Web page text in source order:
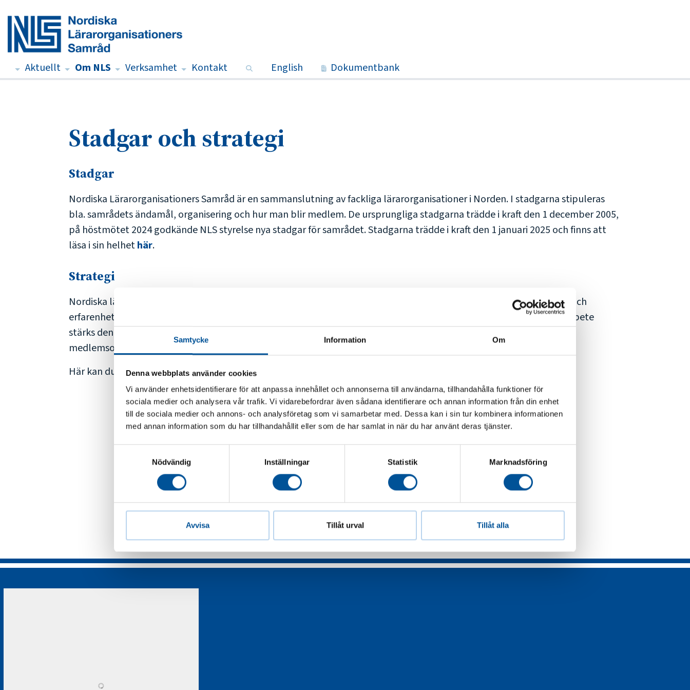
Samtycke Information Om
Denna webbplats använder cookies
Vi använder enhetsidentifierare för att anpassa innehållet och annonserna till användarna, tillhandahålla funktioner för
sociala medier och analysera vår trafik. Vi vidarebefordrar även sådana identifierare och annan information från din enhet
till de sociala medier och annons- och analysföretag som vi samarbetar med. Dessa kan i sin tur kombinera informationen
med annan information som du har tillhandahållit eller som de har samlat in när du har använt deras tjänster.
Nödvändig
Inställningar Statistik Marknadsföring
Avvisa Tillåt urval Tillåt alla
Aktuellt Om NLS Verksamhet Kontakt English Dokumentbank
Stadgar och strategi
Stadgar
Nordiska Lärarorganisationers Samråd är en sammanslutning av fackliga lärarorganisationer i Norden. I stadgarna stipuleras
bla. samrådets ändamål, organisering och hur man blir medlem. De ursprungliga stadgarna trädde i kraft den 1 december 2005,
på höstmötet 2024 godkände NLS styrelse nya stadgar för samrådet. Stadgarna trädde i kraft den 1 januari 2025 och finns att
läsa i sin helhethär.
Strategi
Nordiska lärarorganisationers samråd NLS' uppgift är att aktivt verka för att skapa förutsättningar för informations- och
erfarenhetsutbyte mellan medlemsorganisationerna. Genom informations- och erfarenhetsutbyte, dialog och samarbete
stärks den nordiska påverkan i utbildningsfrågor, professions- och villkorsfrågor, samtidigt som den enskilda
medlemsorganisationen och NLS kan utnyttja erfarenhetsutbytet i sin egen verksamhet.
Här kan du bekanta dig medNLS strategi.